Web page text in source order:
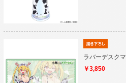
ラバーデスク
￥3,850